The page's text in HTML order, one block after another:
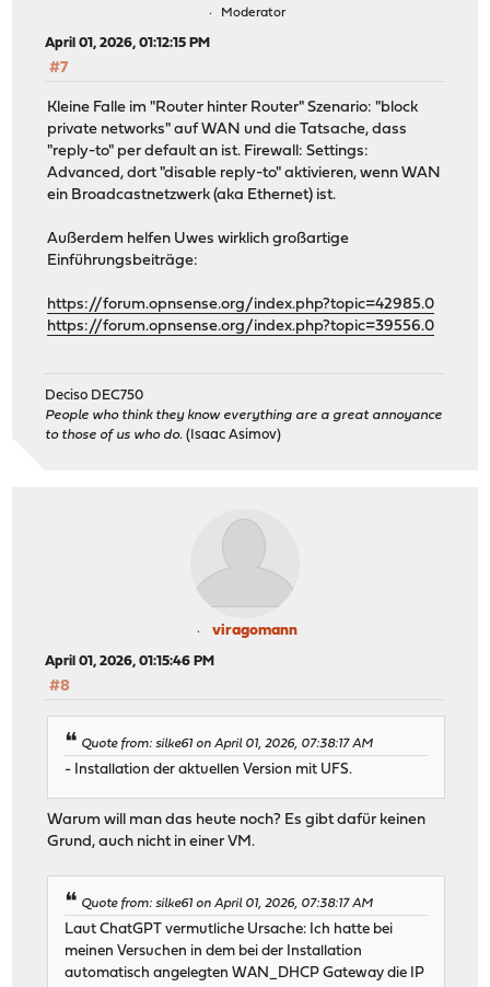
Moderator
April 01, 2026, 01:12:15 PM
#7
Kleine Falle im "Router hinter Router" Szenario: "block
private networks" auf WAN und die Tatsache, dass
"reply-to" per default an ist. Firewall: Settings:
Advanced, dort "disable reply-to" aktivieren, wenn WAN
ein Broadcastnetzwerk (aka Ethernet) ist.
Außerdem helfen Uwes wirklich großartige
Einführungsbeiträge:
https://forum.opnsense.org/index.php?topic=42985.0
https://forum.opnsense.org/index.php?topic=39556.0
Deciso DEC750
People who think they know everything are a great annoyance
to those of us who do. (Isaac Asimov)
viragomann
April 01, 2026, 01:15:46 PM
#8
Quote from: silke61 on April 01, 2026, 07:38:17 AM
- Installation der aktuellen Version mit UFS.
Warum will man das heute noch? Es gibt dafür keinen
Grund, auch nicht in einer VM.
Quote from: silke61 on April 01, 2026, 07:38:17 AM
Laut ChatGPT vermutliche Ursache: Ich hatte bei
meinen Versuchen in dem bei der Installation
automatisch angelegten WAN_DHCP Gateway die IP